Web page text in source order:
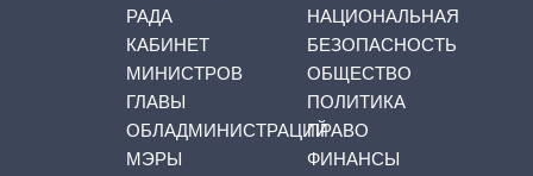
РАДА
КАБИНЕТ
МИНИСТРОВ
ГЛАВЫ
ОБЛАДМИНИСТРАЦИЙ
МЭРЫ
НАЦИОНАЛЬНАЯ
БЕЗОПАСНОСТЬ
ОБЩЕСТВО
ПОЛИТИКА
ПРАВО
ФИНАНСЫ